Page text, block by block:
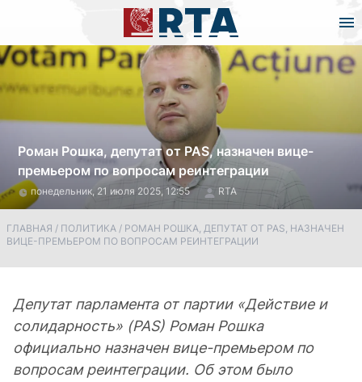
Роман Рошка, депутат от PAS, назначен вице-
премьером по вопросам реинтеграции
понедельник, 21 июля 2025, 12:55 RTA
ГЛАВНАЯ / ПОЛИТИКА / РОМАН РОШКА, ДЕПУТАТ ОТ PAS, НАЗНАЧЕН
ВИЦЕ-ПРЕМЬЕРОМ ПО ВОПРОСАМ РЕИНТЕГРАЦИИ
Депутат парламента от партии «Действие и
солидарность» (PAS) Роман Рошка
официально назначен вице-премьером по
вопросам реинтеграции. Об этом было